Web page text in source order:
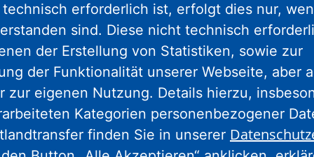
ProjektStadt der Unternehmensgruppe
die Jury des Landeswettbewerbs „Sozialer
Sozialen Stadt“ mit dem Beteiligungsdesign
überzeugt. Hinter dem Projekttitel steht ein
mit besonderem Handlungsbedarf.
kontinuierliche, breit aufgestellte und hoch
wesentlichen Erfolgsfaktor aus. Um Bürger zu
erforderlich ist, erfolgt dies nur,
sind. Diese nicht technisch
der Erstellung von Statistiken, sowie zur
der Funktionalität unserer Webseite, aber
zur eigenen Nutzung. Details hierzu,
Kategorien personenbezogener
finden Sie in unserer